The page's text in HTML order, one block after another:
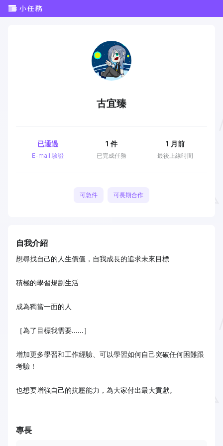
古宜臻
E-mail 驗證
已通過
已完成任務
1 件
最後上線時間
1 月前
可急件 可長期合作
自我介紹
想尋找自己的人生價值，自我成長的追求未來目標
積極的學習規劃生活
成為獨當一面的人
［為了目標我需要......］
增加更多學習和工作經驗、可以學習如何自己突破任何困難跟
考驗！
也想要增強自己的抗壓能力，為大家付出最大貢獻。
專長